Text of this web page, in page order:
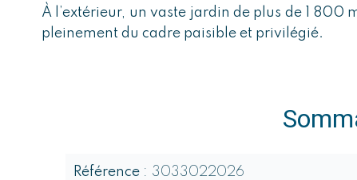
À l’extérieur, un vaste jardin de plus de 1 800
pleinement du cadre paisible et privilégié.
Référence 3033022026